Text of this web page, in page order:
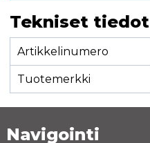
Tekniset tiedot
Artikkelinumero
Tuotemerkki
Navigointi